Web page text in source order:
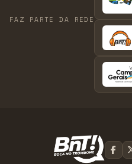
FAZ PARTE DA REDE